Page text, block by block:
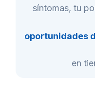
EJEMPLO REAL
En una empresa
días a la semana a
leía.
tiempo para
síntomas, tu
oportunidades
en